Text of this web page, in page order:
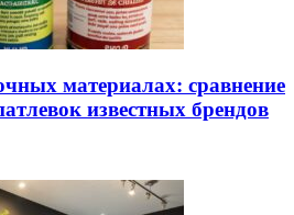
материалах: сравнение
известных брендов